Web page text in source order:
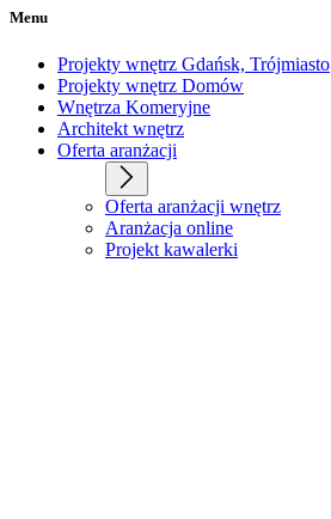
Menu
Projekty wnętrz Gdańsk, Trójmiasto
Projekty wnętrz Domów
Wnętrza Komeryjne
Architekt wnętrz
Oferta aranżacji
Oferta aranżacji wnętrz
Aranżacja online
Projekt kawalerki